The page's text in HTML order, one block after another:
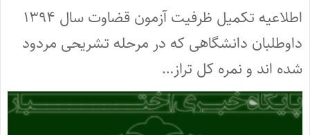
اطلاعیه تکمیل ظرفیت آزمون قضاوت سال ۱۳۹۴
داوطلبان دانشگاهی که در مرحله تشریحی مردود
شده اند و نمره کل تراز…